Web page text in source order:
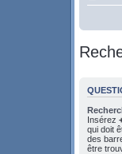
Insérez
qui doit
des
être